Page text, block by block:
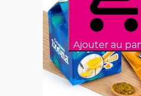
Ajouter au